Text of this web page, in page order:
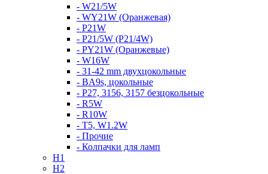
- W21/5W
- WY21W (Оранжевая)
- P21W
- P21/5W (P21/4W)
- PY21W (Оранжевые)
- W16W
- 31-42 mm двухцокольные
- BA9s, цокольные
- P27, 3156, 3157 безцокольные
- R5W
- R10W
- T5, W1.2W
- Прочие
- Колпачки для ламп
H1
H2